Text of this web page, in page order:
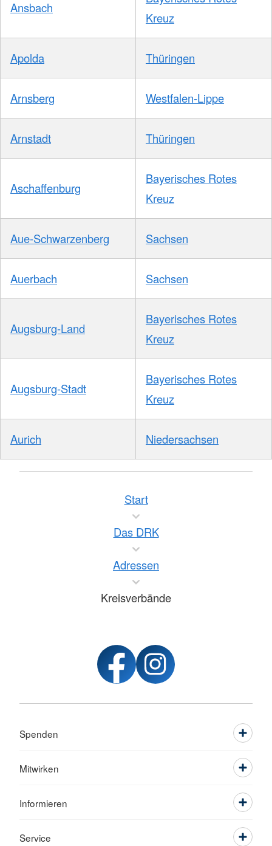
Ansbach
Kreuz
Apolda Thüringen
Arnsberg Westfalen-Lippe
Arnstadt Thüringen
Aschaffenburg
Bayerisches Rotes
Kreuz
Aue-Schwarzenberg Sachsen
Auerbach Sachsen
Augsburg-Land
Bayerisches Rotes
Kreuz
Augsburg-Stadt
Bayerisches Rotes
Kreuz
Aurich Niedersachsen
Start
Das DRK
Adressen
Kreisverbände
Spenden
Mitwirken
Informieren
Service